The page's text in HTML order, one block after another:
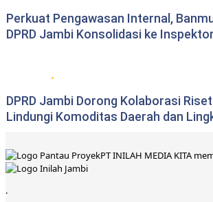
Perkuat Pengawasan Internal,
DPRD Jambi Konsolidasi ke
DPRD Jambi Dorong Kolaborasi
Lindungi Komoditas Daerah dan
PT INILAH MEDIA KITA
.